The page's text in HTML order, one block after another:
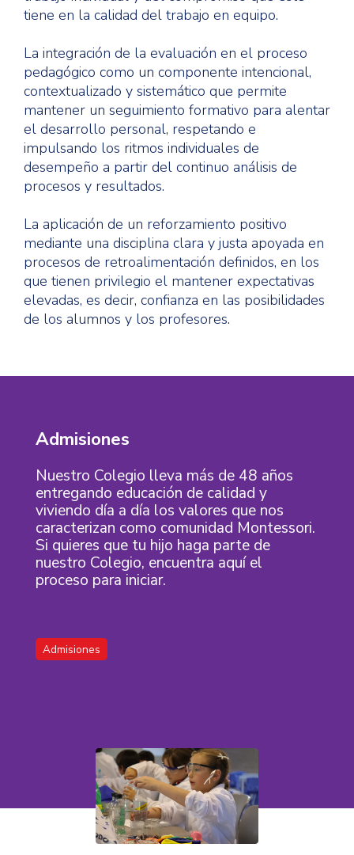
tiene en la calidad del trabajo en equipo.
La integración de la evaluación en el proceso
pedagógico como un componente intencional,
contextualizado y sistemático que permite
mantener un seguimiento formativo para alentar
el desarrollo personal, respetando e
impulsando los ritmos individuales de
desempeño a partir del continuo análisis de
procesos y resultados.
La aplicación de un reforzamiento positivo
mediante una disciplina clara y justa apoyada en
procesos de retroalimentación definidos, en los
que tienen privilegio el mantener expectativas
elevadas, es decir, confianza en las posibilidades
de los alumnos y los profesores.
Admisiones
Nuestro Colegio lleva más de 48 años
entregando educación de calidad y
viviendo día a día los valores que nos
caracterizan como comunidad Montessori.
Si quieres que tu hijo haga parte de
nuestro Colegio, encuentra aquí el
proceso para iniciar.
Admisiones